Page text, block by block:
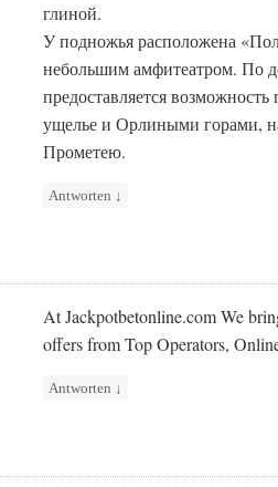
глиной.
У подножья расположена
небольшим амфитеатром. По
предоставляется
ущелье и Орлиными горами,
Прометею.
Antworten ↓
At Jackpotbetonline.com We
offers from Top Operators,
Antworten ↓